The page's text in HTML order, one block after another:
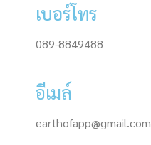
เบอร์โทร
089-8849488
อีเมล์
earthofapp@gmail.com